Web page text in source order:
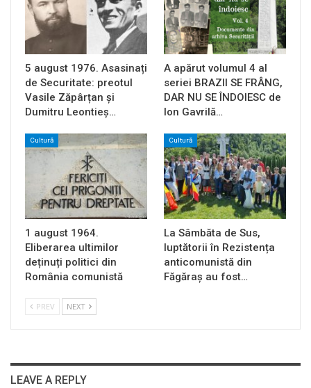
5 august 1976. Asasinați
de Securitate: preotul
Vasile Zăpârțan și
Dumitru Leontieș…
A apărut volumul 4 al
seriei BRAZII SE FRÂNG,
DAR NU SE ÎNDOIESC de
Ion Gavrilă…
Cultură
1 august 1964.
Eliberarea ultimilor
deținuți politici din
România comunistă
Cultură
La Sâmbăta de Sus,
luptătorii în Rezistența
anticomunistă din
Făgăraș au fost…
PREV NEXT
LEAVE A REPLY